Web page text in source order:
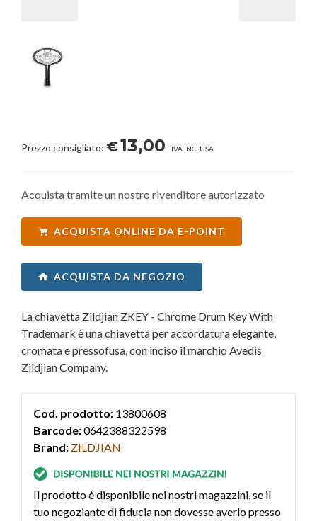
Prezzo consigliato: €13,00 IVA INCLUSA
Acquista tramite un nostro rivenditore autorizzato
ACQUISTA ONLINE DA E-POINT
ACQUISTA DA NEGOZIO
La chiavetta Zildjian ZKEY - Chrome Drum Key With
Trademark è una chiavetta per accordatura elegante,
cromata e pressofusa, con inciso il marchio Avedis
Zildjian Company.
Cod. prodotto: 13800608
Barcode:0642388322598
Brand: ZILDJIAN
Il prodotto è disponibile nei nostri magazzini, se il
tuo negoziante di fiducia non dovesse averlo presso